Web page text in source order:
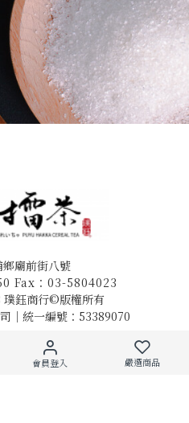
廟前街八號
Fax：03-5804023
鈺商行©版權所有
｜統一編號：53389070
會員條款
會員登入 嚴選商品